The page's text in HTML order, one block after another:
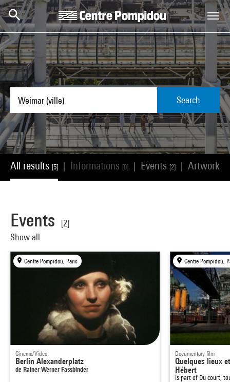
Skip to main content
Centre Pompidou
Search
All results [5] Informations [0] Events [2] Artworks
Events
[2]
Show all
Centre Pompidou, Paris
Cinema/Video
Berlin Alexanderplatz
de Rainer Werner Fassbinder
Centre Pompidou,
Documentary film
Quelques lieux
Hébert
Is part of Du court,